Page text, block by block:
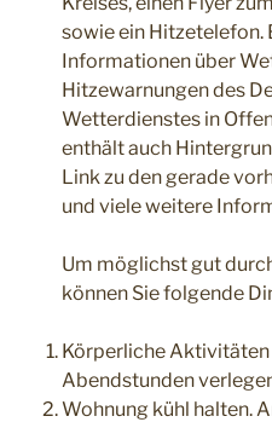
sowie ein Hitzetelefon.
Informationen über
Hitzewarnungen des
Wetterdienstes in
enthält auch
Link zu den gerade
und viele weitere
Um möglichst gut
können Sie folgende
Körperliche Aktivitäten
Abendstunden
Wohnung kühl halten.